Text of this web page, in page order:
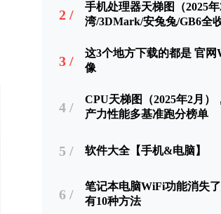
2 /
手机处理器天梯图（2025
湾/3DMark/安兔兔/GB6全
3 /
这3个地方下载的都是 官网
像
4 /
CPU天梯图（2025年2月）
产力性能多基准跑分榜单
5 / 软件大全【手机&电脑】
6 /
笔记本电脑WiFi功能消失
有10种方法